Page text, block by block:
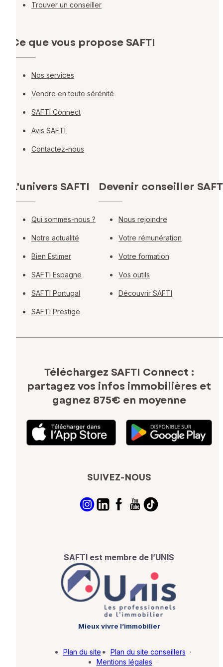
Trouver un conseiller
Ce que vous propose SAFTI
Nos services
Vendre en toute sérénité
SAFTI Connect
Avis SAFTI
Contactez-nous
L'univers SAFTI
Qui sommes-nous ?
Notre actualité
Bien Estimer
SAFTI Espagne
SAFTI Portugal
SAFTI Prestige
Devenir conseiller
Nous rejoindre
Votre rémunération
Votre formation
Vos outils
Découvrir SAFTI
Téléchargez SAFTI Connect :
partagez vos infos immobilières et
gagnez 875€ en moyenne
SUIVEZ-NOUS
SAFTI est membre de l’UNIS
Mieux vivre l’immobilier
Plan du site · Plan du site conseillers ·
Mentions légales ·